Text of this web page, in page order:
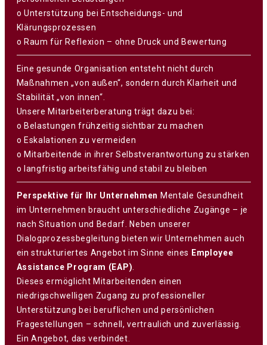
o Unterstützung bei Entscheidungs- und
Klärungsprozessen
o Raum für Reflexion – ohne Druck und Bewertung
Eine gesunde Organisation entsteht nicht durch
Maßnahmen „von außen“, sondern durch Klarheit und
Stabilität „von innen“.
Unsere Mitarbeiterberatung trägt dazu bei:
o Belastungen frühzeitig sichtbar zu machen
o Eskalationen zu vermeiden
o Mitarbeitende in ihrer Selbstverantwortung zu stärken
o langfristig arbeitsfähig und stabil zu bleiben
Perspektive für Ihr Unternehmen Mentale Gesundheit
im Unternehmen braucht unterschiedliche Zugänge – je
nach Situation und Bedarf. Neben unserer
Dialogprozessbegleitung bieten wir Unternehmen auch
ein strukturiertes Angebot im Sinne eines Employee
Assistance Program (EAP)
Dieses ermöglicht Mitarbeitenden einen
niedrigschwelligen Zugang zu professioneller
Unterstützung bei beruflichen und persönlichen
Fragestellungen – schnell, vertraulich und zuverlässig.
Ein Angebot, das verbindet.